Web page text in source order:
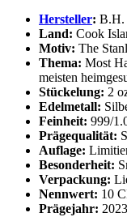
Hersteller: B.H.
Land: Cook
Motiv: The
Thema: Most
meisten
Stückelung: 2
Edelmetall:
Feinheit: 999/
Prägequalität:
Auflage:
Besonderheit:
Verpackung:
Nennwert: 10
Prägejahr: 2023